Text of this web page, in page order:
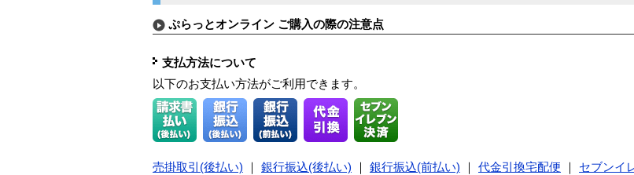
ぷらっとオンライン ご購入の際の注意点
支払方法について
以下のお支払い方法がご利用できます。
売掛取引(後払い) 銀行振込(後払い) 銀行振込(前払い) 代金引換宅配便
セブンイ